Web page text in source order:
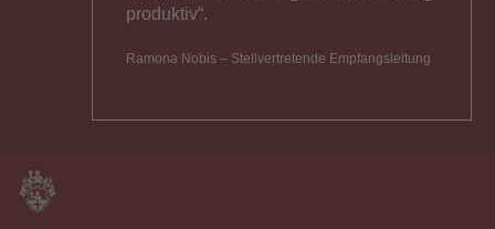
produktiv“.
Ramona Nobis – Stellvertretende Empfangsleitung